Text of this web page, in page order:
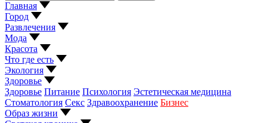
Главная
Город
Развлечения
Мода
Красота
Что где есть
Экология
Здоровье
Здоровье Питание Психология Эстетическая медицина
Стоматология Секс Здравоохранение Бизнес
Образ жизни